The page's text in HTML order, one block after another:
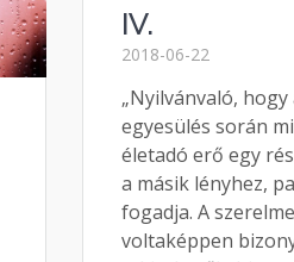
IV.
2018-06-22
„Nyilvánvaló,
egyesülés során
életadó erő egy
a másik lényhez,
fogadja. A
voltaképpen